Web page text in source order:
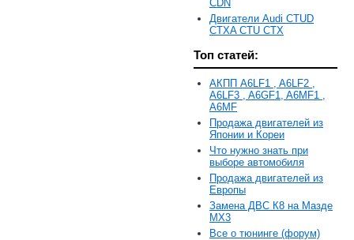
CDN
Двигатели Audi CTUD
CTXA CTU CTX
Топ статей:
АКПП A6LF1 , A6LF2 ,
A6LF3 , A6GF1, A6MF1 ,
A6MF
Продажа двигателей из
Японии и Кореи
Что нужно знать при
выборе автомобиля
Продажа двигателей из
Европы
Замена ДВС К8 на Мазде
MX3
Все о тюнинге (форум)